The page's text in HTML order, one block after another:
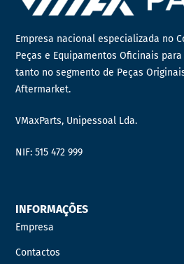
Empresa nacional especializada no
Peças e Equipamentos Oficinais
tanto no segmento de Peças
Aftermarket.
VMaxParts, Unipessoal Lda.
NIF: 515 472 999
INFORMAÇÕES
Empresa
Contactos